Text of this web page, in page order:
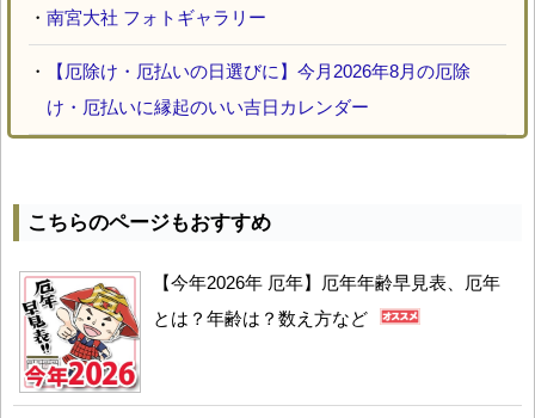
・ 南宮大社 フォトギャラリー
・
【厄除け・厄払いの日選びに】今月2026年8月の厄除
け・厄払いに縁起のいい吉日カレンダー
こちらのページもおすすめ
【今年2026年 厄年】厄年年齢早見表、厄年
とは？年齢は？数え方など